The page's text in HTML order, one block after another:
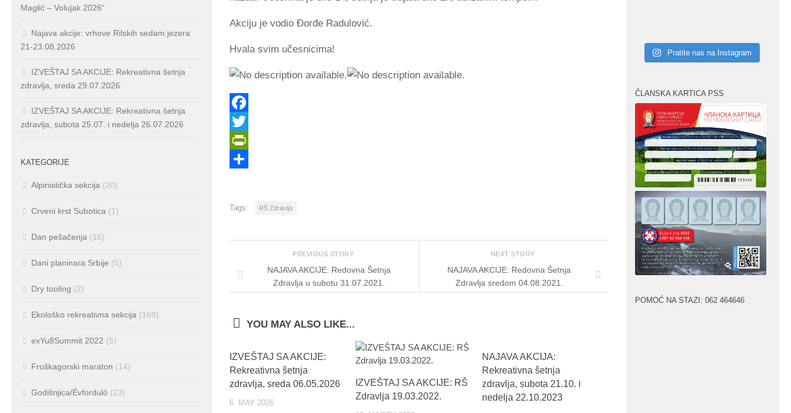
Akciju je vodio Đorđe Radulović.
Hvala svim učesnicima!
Facebook
Twitter
PrintFriendly
Tags: RŠ Zdravlja
NEXT STORY
NAJAVA AKCIJE: Redovna Šetnja
Zdravlja sredom 04.08.2021.
PREVIOUS STORY
NAJAVA AKCIJE: Redovna Šetnja
Zdravlja u subotu 31.07.2021.
YOU MAY ALSO LIKE...
IZVEŠTAJ SA AKCIJE:
Rekreativna šetnja
zdravlja, sreda 06.05.2026
6. MAY 2026
IZVEŠTAJ SA AKCIJE: RŠ
Zdravlja 19.03.2022.
NAJAVA AKCIJA:
Rekreativna šetnja
zdravlja, subota 21.10. i
nedelja 22.10.2023
Maglić – Volujak 2026“
Najava akcije: vrhove Rilskih sedam jezera
21-23.08.2026
IZVEŠTAJ SA AKCIJE: Rekreativna šetnja
zdravlja, sreda 29.07.2026
IZVEŠTAJ SA AKCIJE: Rekreativna šetnja
zdravlja, subota 25.07. i nedelja 26.07.2026
KATEGORIJE
Alpinistička sekcija (20)
Crveni krst Subotica (1)
Dan pešačenja (16)
Dani planinara Srbije (5)
Dry tooling (2)
Ekološko rekreativna sekcija (169)
exYu8Summit 2022 (5)
Fruškagorski maraton (14)
Godišnjica/Évforduló (23)
Pratite nas na Instagram
ČLANSKA KARTICA PSS
POMOĆ NA STAZI: 062 464646